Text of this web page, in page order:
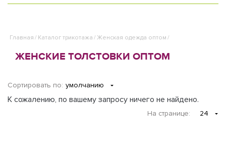
Главная / Каталог трикотажа / Женская одежда оптом /
ЖЕНСКИЕ ТОЛСТОВКИ ОПТОМ
Сортировать по: умолчанию
К сожалению, по вашему запросу ничего не найдено.
На странице: 24